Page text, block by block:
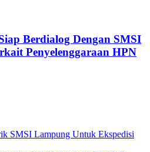
Berdialog Dengan SMSI
Penyelenggaraan HPN
SMSI Lampung Untuk Ekspedisi